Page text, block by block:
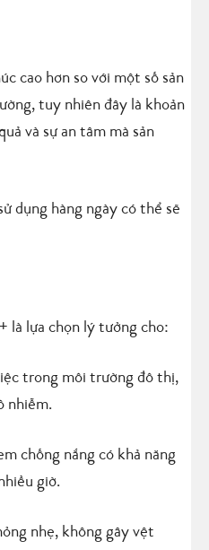
cao hơn so với một số sản
tuy nhiên đây là khoản
và sự an tâm mà sản
dụng hàng ngày có thể sẽ
là lựa chọn lý tưởng cho:
trong môi trường đô thị,
nhiễm.
chống nắng có khả năng
giờ.
nhẹ, không gây vệt